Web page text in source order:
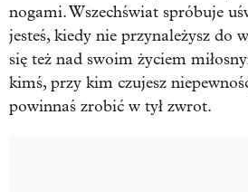
nogami. Wszechświat spróbuje
jesteś, kiedy nie przynależysz do
się też nad swoim życiem
kimś, przy kim czujesz
powinnaś zrobić w tył zwrot.